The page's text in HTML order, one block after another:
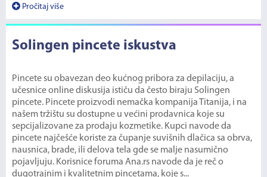
Pročitaj više
Solingen pincete iskustva
Pincete su obavezan deo kućnog pribora za depilaciju, a
učesnice online diskusija ističu da često biraju Solingen
pincete. Pincete proizvodi nemačka kompanija Titanija, i na
našem tržištu su dostupne u većini prodavnica koje su
sepcijalizovane za prodaju kozmetike. Kupci navode da
pincete najčešće koriste za čupanje suvišnih dlačica sa obrva,
nausnica, brade, ili delova tela gde se malje nasumično
pojavljuju. Korisnice foruma Ana.rs navode da je reč o
dugotrajnim i kvalitetnim pincetama, koje s...